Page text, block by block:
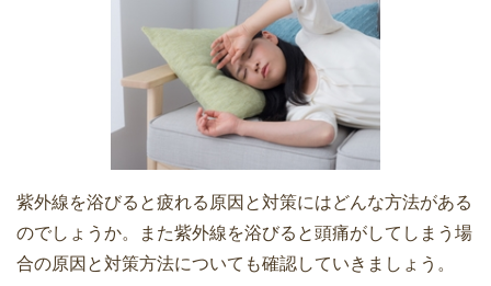
紫外線を浴びると疲れる原因と対策にはどんな方法がある
のでしょうか。また紫外線を浴びると頭痛がしてしまう場
合の原因と対策方法についても確認していきましょう。